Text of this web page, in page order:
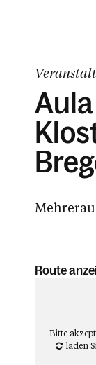
Route
Bitte
laden